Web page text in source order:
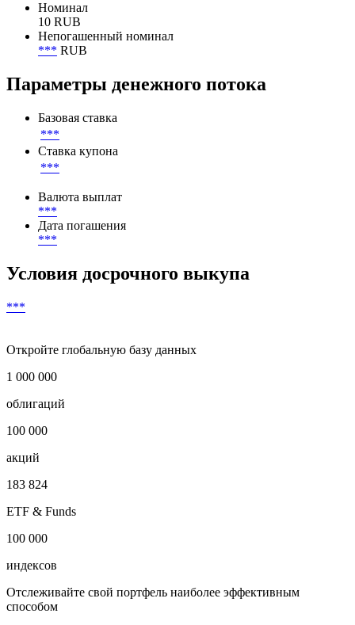
Номинал
10 RUB
Непогашенный номинал
*** RUB
Параметры денежного потока
Базовая ставка
***
Ставка купона
***
Валюта выплат
***
Дата погашения
***
Условия досрочного выкупа
***
Откройте глобальную базу данных
1 000 000
облигаций
100 000
акций
183 824
ETF & Funds
100 000
индексов
Отслеживайте свой портфель наиболее эффективным
способом